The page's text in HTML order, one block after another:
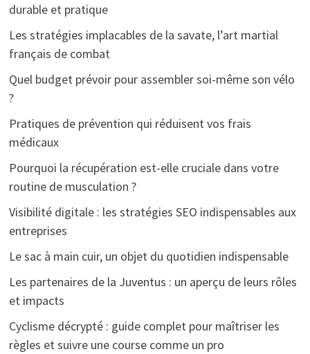
durable et pratique
Les stratégies implacables de la savate, l’art martial
français de combat
Quel budget prévoir pour assembler soi-même son vélo
?
Pratiques de prévention qui réduisent vos frais
médicaux
Pourquoi la récupération est-elle cruciale dans votre
routine de musculation ?
Visibilité digitale : les stratégies SEO indispensables aux
entreprises
Le sac à main cuir, un objet du quotidien indispensable
Les partenaires de la Juventus : un aperçu de leurs rôles
et impacts
Cyclisme décrypté : guide complet pour maîtriser les
règles et suivre une course comme un pro